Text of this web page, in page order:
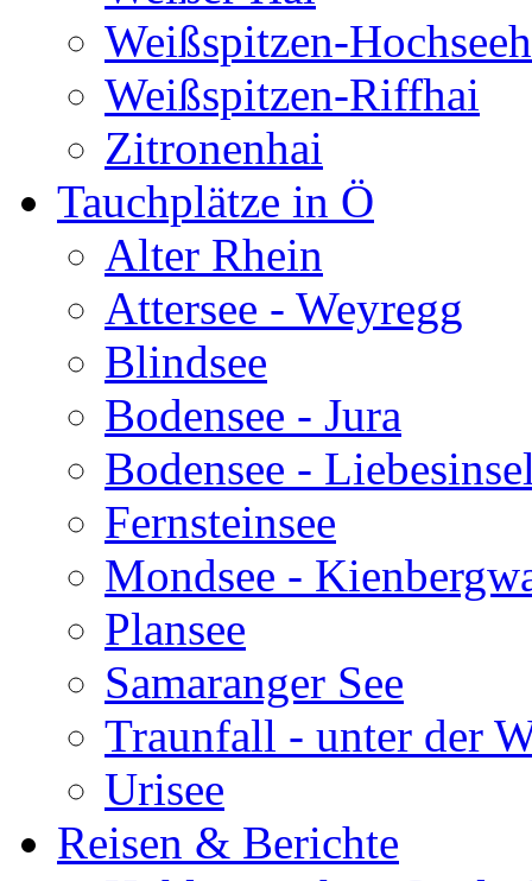
Weißspitzen-
Weißspitzen-Riffhai
Zitronenhai
Tauchplätze in Ö
Alter Rhein
Attersee - Weyregg
Blindsee
Bodensee - Jura
Bodensee -
Fernsteinsee
Mondsee -
Plansee
Samaranger See
Traunfall - unter der
Urisee
Reisen & Berichte